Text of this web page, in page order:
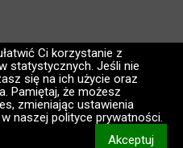
Ci korzystanie z
statystycznych. Jeśli nie
się na ich użycie oraz
Pamiętaj, że możesz
zmieniając ustawienia
naszej polityce prywatności.
Akceptuj
ARAW